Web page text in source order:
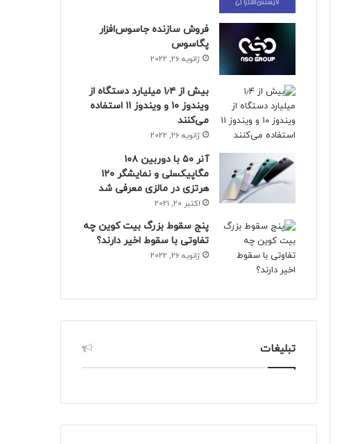
فروش سازنده جاسوس‌افزار
پگاسوس
ژانویه 26, 2022
بیش از ۱٫۴ میلیارد دستگاه از
ویندوز ۱۰ و ویندوز ۱۱ استفاده
می‌کنند
ژانویه 26, 2022
آنر ۵۰ با دوربین ۱۰۸
مگاپیکسلی و نمایشگر ۱۲۰
هرتزی در مالزی معرفی شد
اکتبر 20, 2021
پنج سقوط بزرگ بیت کوین چه
تفاوتی با سقوط اخیر دارند؟
ژانویه 26, 2022
تبلیغات